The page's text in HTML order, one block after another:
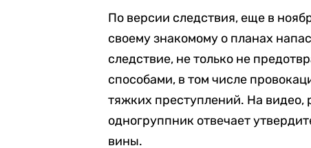
По версии следствия, еще в
своему знакомому о планах
следствие, не только не
способами, в том числе
тяжких преступлений. На
одногруппник отвечает
вины.